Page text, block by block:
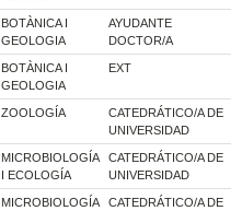
BOTÀNICA I
GEOLOGIA
AYUDANTE
DOCTOR/A
BOTÀNICA I
GEOLOGIA
EXT
ZOOLOGÍA
CATEDRÁTICO/A DE
UNIVERSIDAD
MICROBIOLOGÍA
I ECOLOGÍA
CATEDRÁTICO/A DE
UNIVERSIDAD
MICROBIOLOGÍA
CATEDRÁTICO/A DE